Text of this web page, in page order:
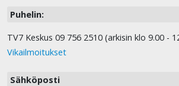
Puhelin:
TV7 Keskus 09 756 2510 (arkisin klo 9.00 -
Vikailmoitukset
Sähköposti